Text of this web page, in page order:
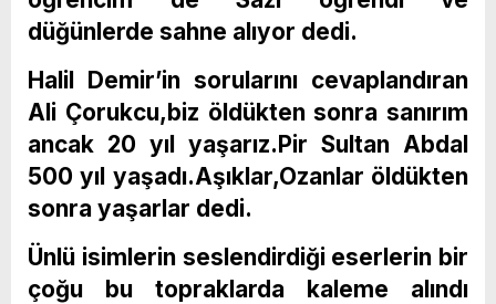
düğünlerde sahne alıyor dedi.
Halil Demir’in sorularını cevaplandıran
Ali Çorukcu,biz öldükten sonra sanırım
ancak 20 yıl yaşarız.Pir Sultan Abdal
500 yıl yaşadı.Aşıklar,Ozanlar öldükten
sonra yaşarlar dedi.
Ünlü isimlerin seslendirdiği eserlerin bir
çoğu bu topraklarda kaleme alındı